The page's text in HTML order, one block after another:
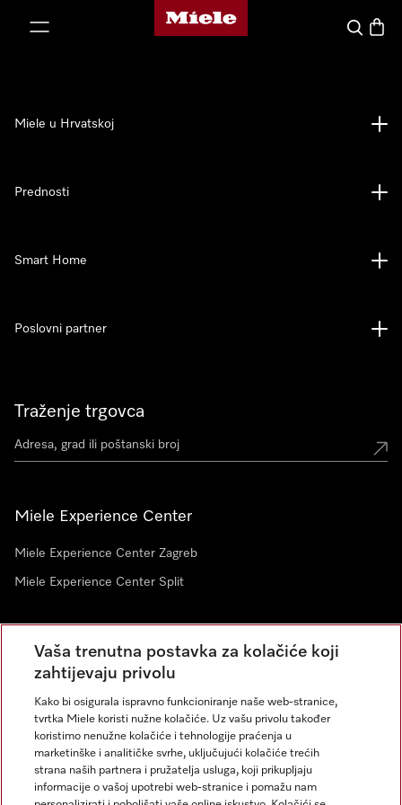
Miele početna stranica
Pretraga
Traženje trgovca
Miele Experience Center
Miele Experience Center Zagreb
Miele Experience Center Split
Newsletter
Miele u Hrvatskoj
Prednosti
Smart Home
Poslovni partner
Vaša trenutna postavka za kolačiće koji
zahtijevaju privolu
Kako bi osigurala ispravno funkcioniranje naše web-stranice,
tvrtka Miele koristi nužne kolačiće. Uz vašu privolu također
koristimo nenužne kolačiće i tehnologije praćenja u
marketinške i analitičke svrhe, uključujući kolačiće trećih
strana naših partnera i pružatelja usluga, koji prikupljaju
informacije o vašoj upotrebi web-stranice i pomažu nam